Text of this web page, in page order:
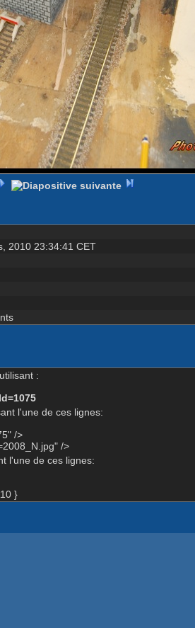
2010 23:34:41 CET
:
l'une de ces lignes:
/>
/>
l'une de ces lignes:
}